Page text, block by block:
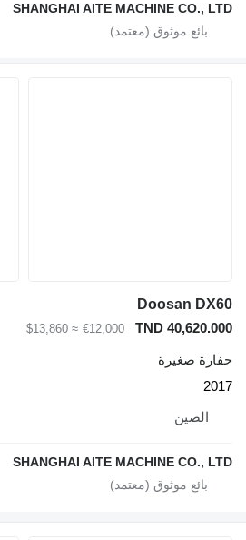
SHANGHAI AITE MACHINE CO., LTD
Doosan DX60
TND 40,620.000
€12,000
≈ $13,860
حفارة صغيرة
2017
الصين
SHANGHAI AITE MACHINE CO., LTD